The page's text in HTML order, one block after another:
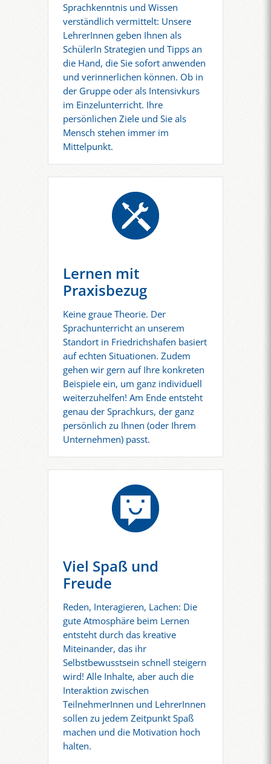
Sprachkenntnis und Wissen
verständlich vermittelt: Unsere
LehrerInnen geben Ihnen als
SchülerIn Strategien und Tipps an
die Hand, die Sie sofort anwenden
und verinnerlichen können. Ob in
der Gruppe oder als Intensivkurs
im Einzelunterricht. Ihre
persönlichen Ziele und Sie als
Mensch stehen immer im
Mittelpunkt.
Lernen mit
Praxisbezug
Keine graue Theorie. Der
Sprachunterricht an unserem
Standort in Friedrichshafen basiert
auf echten Situationen. Zudem
gehen wir gern auf Ihre konkreten
Beispiele ein, um ganz individuell
weiterzuhelfen! Am Ende entsteht
genau der Sprachkurs, der ganz
persönlich zu Ihnen (oder Ihrem
Unternehmen) passt.
Viel Spaß und
Freude
Reden, Interagieren, Lachen: Die
gute Atmosphäre beim Lernen
entsteht durch das kreative
Miteinander, das ihr
Selbstbewusstsein schnell steigern
wird! Alle Inhalte, aber auch die
Interaktion zwischen
TeilnehmerInnen und LehrerInnen
sollen zu jedem Zeitpunkt Spaß
machen und die Motivation hoch
halten.